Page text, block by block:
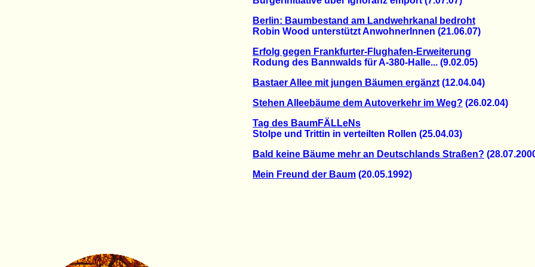
Berlin: Baumbestand am Landwehrkanal bedroht
Robin Wood unterstützt AnwohnerInnen (21.06.07)
Erfolg gegen Frankfurter-Flughafen-Erweiterung
Rodung des Bannwalds für A-380-Halle... (9.02.05)
Bastaer Allee mit jungen Bäumen ergänzt(12.04.04)
Stehen Alleebäume dem Autoverkehr im Weg? (26.02.04)
Tag des BaumFÄLLeNs
Stolpe und Trittin in verteilten Rollen (25.04.03)
Bald keine Bäume mehr an Deutschlands Straßen?
Mein Freund der Baum (20.05.1992)